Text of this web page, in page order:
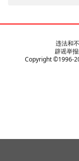
违法和
辟谣举
Copyright ©1996-